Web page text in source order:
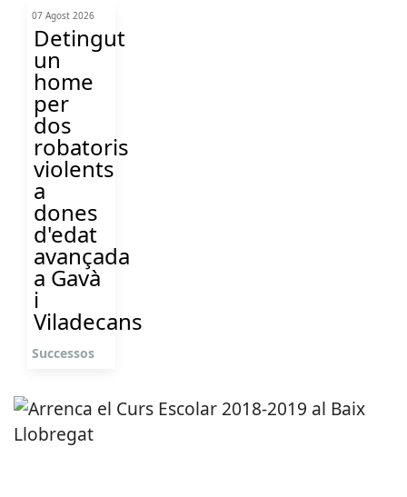
07 Agost 2026
Detingut
un
home
per
dos
robatoris
violents
a
dones
d'edat
avançada
a Gavà
i
Viladecans
Successos